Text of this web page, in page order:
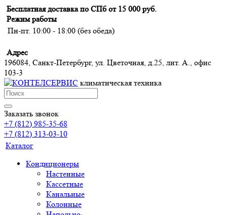
Бесплатная доставка по СПб от 15 000 руб.
Режим работы
Пн-пт. 10:00 - 18:00 (без обеда)
Адрес
196084, Санкт-Петербург, ул. Цветочная, д.25, лит. А., офис
103-3
климатическая техника
Заказать звонок
+7 (812) 985-35-68
+7 (812) 313-03-10
Каталог
Кондиционеры
Настенные
Кассетные
Канальные
Колонные